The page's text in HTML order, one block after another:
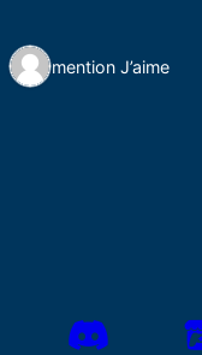
1 mention J’aime